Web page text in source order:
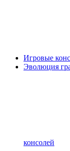
Игровые
Эволюция
консолей